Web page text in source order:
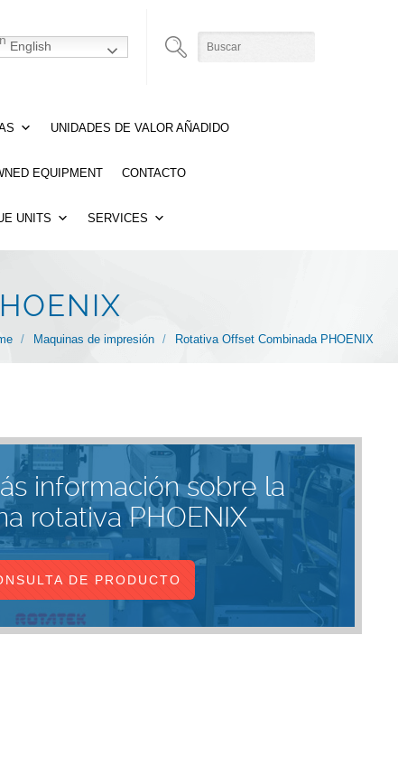
English
UNIDADES DE VALOR AÑADIDO
EQUIPMENT CONTACTO
UNITS SERVICES
/ Maquinas de impresión / Rotativa Offset Combinada PHOENIX
información sobre la
rotativa PHOENIX
DE PRODUCTO